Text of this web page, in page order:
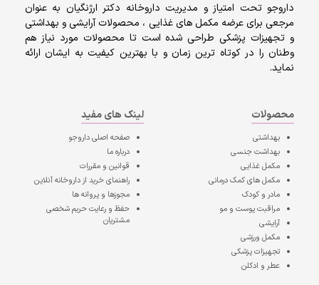
داروجو تحت امتیاز و مدیریت داروخانه دکتر ارژنگیان به عنوان
مرجعی برای عرضه مکمل های غذایی ، محصولات آرایشی و بهداشتی
و تجهیزات پزشکی طراحی شده است تا محصولات مورد نیاز هم
وطنان را در کوتاه ترین زمان و با بهترین کیفیت به ایشان ارائه
نماید.
محصولات
بهداشتی
بهداشت جنسی
مکمل غذایی
مکمل های کمک درمانی
مادر و کودک
مراقبت پوست و مو
آرایشی
مکمل ورزشی
تجهیزات پزشکی
عطر و ادکلن
لینک های مفید
صفحه اصلیداروجو
درباره ما
قوانین و مقررات
راهنمای خرید از داروخانه آنلاین
مجوزها و پروانه ها
حفظ و رعایت حریم شخصی
مشتریان